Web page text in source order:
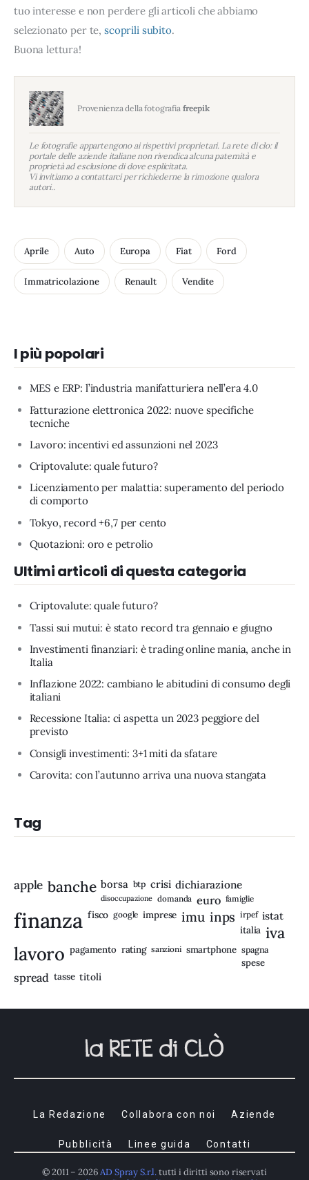
tuo interesse e non perdere gli articoli che abbiamo
selezionato per te, scoprili subito.
Buona lettura!
Provenienza della fotografia freepik
Le fotografie appartengono ai rispettivi proprietari. La rete di clo: il
portale delle aziende italiane non rivendica alcuna paternità e
proprietà ad esclusione di dove esplicitata.
Vi invitiamo a contattarci per richiederne la rimozione qualora
autori..
Aprile Auto Europa Fiat Ford
Immatricolazione Renault Vendite
I più popolari
MES e ERP: l’industria manifatturiera nell’era 4.0
Fatturazione elettronica 2022: nuove specifiche
tecniche
Lavoro: incentivi ed assunzioni nel 2023
Criptovalute: quale futuro?
Licenziamento per malattia: superamento del periodo
di comporto
Tokyo, record +6,7 per cento
Quotazioni: oro e petrolio
Ultimi articoli di questa categoria
Criptovalute: quale futuro?
Tassi sui mutui: è stato record tra gennaio e giugno
Investimenti finanziari: è trading online mania, anche in
Italia
Inflazione 2022: cambiano le abitudini di consumo degli
italiani
Recessione Italia: ci aspetta un 2023 peggiore del
previsto
Consigli investimenti: 3+1 miti da sfatare
Carovita: con l’autunno arriva una nuova stangata
Tag
apple banche borsa btp crisi dichiarazione
disoccupazione domanda euro famiglie
finanza fisco google imprese imu inps irpef istat
italia iva
lavoro pagamento rating sanzioni smartphone spagna
spese
spread tasse titoli
La Redazione Collabora con noi Aziende
Pubblicità Linee guida Contatti
© 2011 – 2026AD Spray S.r.l.tutti i diritti sono riservati